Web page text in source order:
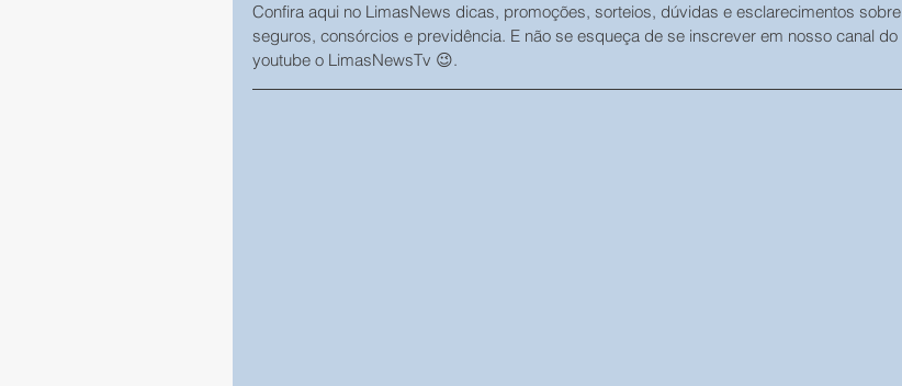
Confira aqui no LimasNews dicas, promoções, sorteios, dúvidas e esclarecimentos sobre
seguros, consórcios e previdência. E não se esqueça de se inscrever em nosso canal do
youtube o LimasNewsTv 😉.